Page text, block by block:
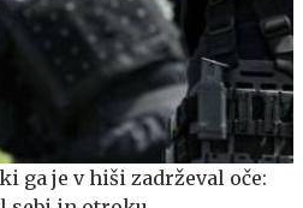
ga je v hiši zadrževal oče: